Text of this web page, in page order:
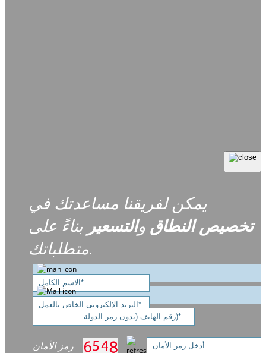
يمكن لفريقنا مساعدتك في
تخصيص النطاق والتسعير بناءً على
متطلباتك.
رمز الأمان